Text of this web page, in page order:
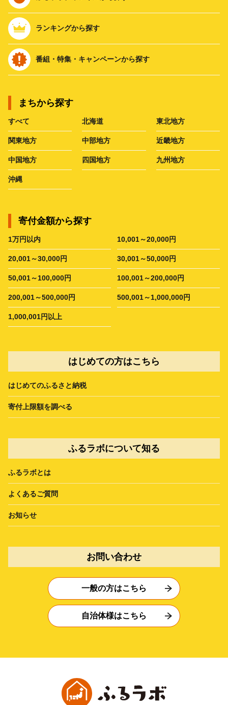
ランキングから探す
番組・特集・キャンペーンから探す
まちから探す
すべて 北海道 東北地方
関東地方 中部地方 近畿地方
中国地方 四国地方 九州地方
沖縄
寄付金額から探す
1万円以内 10,001～20,000円
20,001～30,000円 30,001～50,000円
50,001～100,000円 100,001～200,000円
200,001～500,000円 500,001～1,000,000円
1,000,001円以上
はじめての方はこちら
はじめてのふるさと納税
寄付上限額を調べる
ふるラボについて知る
ふるラボとは
よくあるご質問
お知らせ
お問い合わせ
一般の方はこちら
自治体様はこちら